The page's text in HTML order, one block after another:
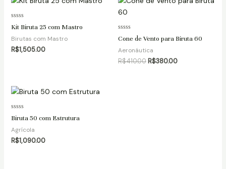
Avaliação
0
de
5
Kit Biruta 25 com Mastro
Birutas com Mastro
R$1,505.00
Avaliação
0
de
5
Cone de Vento para Biruta 60
Aeronáutica
R$410.00 R$380.00
preço
Avaliação
0
de
5
Biruta 50 com Estrutura
Agrícola
R$1,090.00